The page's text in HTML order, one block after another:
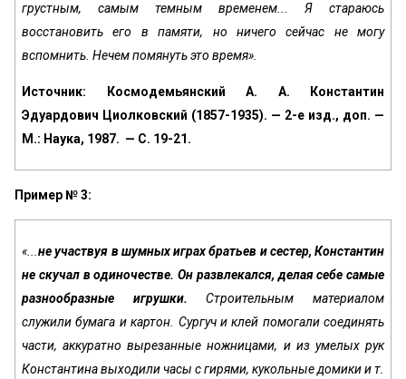
грустным, самым темным временем... Я стараюсь
восстановить его в памяти, но ничего сейчас не могу
вспомнить. Нечем помянуть это время».
Источник: Космодемьянский А. А. Константин
Эдуардович Циолковский (1857-1935). — 2-е изд., доп. —
М.: Наука, 1987. — С. 19-21.
Пример № 3:
«... не участвуя в шумных играх братьев и сестер, Константин
не скучал в одиночестве. Он развлекался, делая себе самые
разнообразные игрушки. Строительным ма­териалом
служили бумага и картон. Сургуч и клей помо­гали соединять
части, аккуратно вырезанные ножницами, и из умелых рук
Константина выходили часы с гирями, кукольные домики и т.